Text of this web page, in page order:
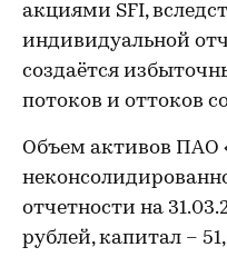
акциями SFI,
индивидуальной
создаётся
потоков и оттоков
Объем активов ПАО
отчетности на
рублей, капитал –